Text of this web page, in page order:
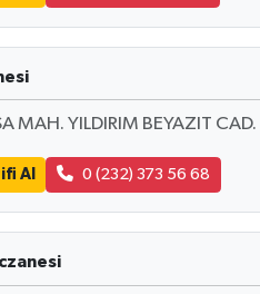
MAH. YILDIRIM BEYAZIT
Al 0 (232) 373 56 68